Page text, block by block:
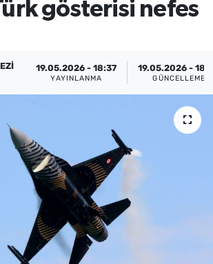
gösterisi nefes
19.05.2026 - 18:37
YAYINLANMA
19.05.2026 -
GÜNCELLEME
Haberleri